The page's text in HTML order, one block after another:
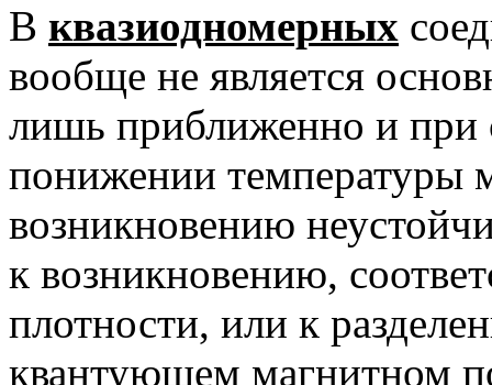
В квазиодномерных
вообще не является
лишь приближенно и при
понижении температуры
возникновению
к возникновению,
плотности, или к
квантующем магнитном